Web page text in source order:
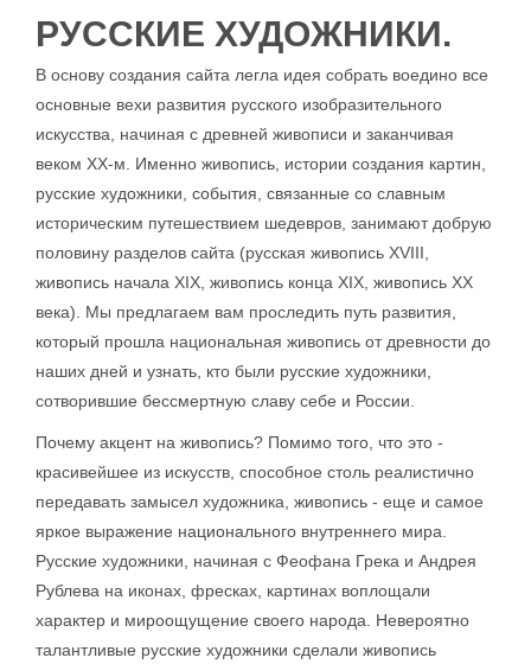
РУССКИЕ ХУДОЖНИКИ.
В основу создания сайта легла идея собрать воедино все
основные вехи развития русского изобразительного
искусства, начиная с древней живописи и заканчивая
веком ХХ-м. Именно живопись, истории создания картин,
русские художники, события, связанные со славным
историческим путешествием шедевров, занимают добрую
половину разделов сайта (русская живопись XVIII,
живопись начала ХIХ, живопись конца XIX, живопись XX
века). Мы предлагаем вам проследить путь развития,
который прошла национальная живопись от древности до
наших дней и узнать, кто были русские художники,
сотворившие бессмертную славу себе и России.
Почему акцент на живопись? Помимо того, что это -
красивейшее из искусств, способное столь реалистично
передавать замысел художника, живопись - еще и самое
яркое выражение национального внутреннего мира.
Русские художники, начиная с Феофана Грека и Андрея
Рублева на иконах, фресках, картинах воплощали
характер и мироощущение своего народа. Невероятно
талантливые русские художники сделали живопись